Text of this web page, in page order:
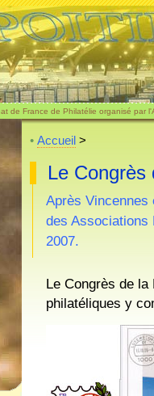
de France de Philatélie organisé par
• Accueil >
Le Congrès
Après Vincennes
des Associations
2007.
Le Congrès de
philatéliques y